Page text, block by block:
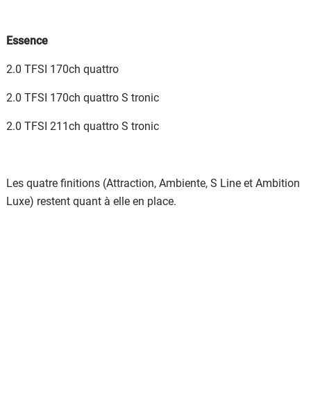
Essence
2.0 TFSI 170ch quattro
2.0 TFSI 170ch quattro S tronic
2.0 TFSI 211ch quattro S tronic
Les quatre finitions (Attraction, Ambiente, S Line et Ambition
Luxe) restent quant à elle en place.